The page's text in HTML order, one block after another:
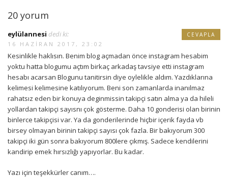
20 yorum
eylülannesi dedi ki:
16 HAZIRAN 2017, 23:02
Kesinlikle haklısın. Benim blog açmadan önce instagram hesabim
yoktu hatta blogumu açtım birkaç arkadaş tavsiye etti instagram
hesabı acarsan Blogunu tanitirsin diye oylelikle aldım. Yazdıklarına
kelimesi kelimesine katılıyorum. Beni son zamanlarda inanılmaz
rahatsız eden bir konuya deginmissin takipçi satın alma ya da hileli
yollardan takipçi sayısnı çok gösterme. Daha 10 gonderisi olan birinin
binlerce takipçisi var. Ya da gonderilerinde hiçbir içerik fayda vb
birsey olmayan birinin takipçi sayısı çok fazla. Bir bakıyorum 300
takipçi iki gün sonra bakıyorum 800lere çıkmış. Sadece kendilerini
kandirip emek hırsızlığı yapıyorlar. Bu kadar.
Yazı için teşekkürler canım….
CEVAPLA